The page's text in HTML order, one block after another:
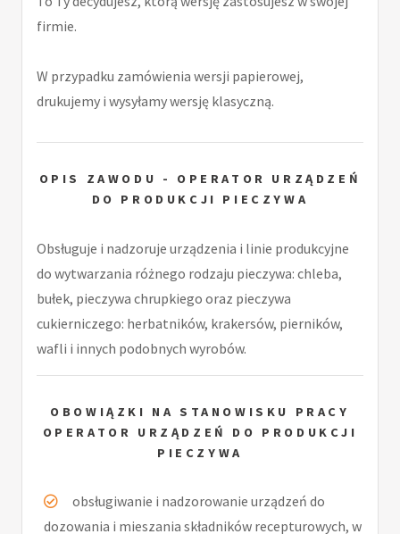
firmie.
W przypadku zamówienia wersji papierowej,
drukujemy i wysyłamy wersję klasyczną.
OPIS ZAWODU - OPERATOR URZĄDZEŃ
DO PRODUKCJI PIECZYWA
Obsługuje i nadzoruje urządzenia i linie produkcyjne
do wytwarzania różnego rodzaju pieczywa: chleba,
bułek, pieczywa chrupkiego oraz pieczywa
cukierniczego: herbatników, krakersów, pierników,
wafli i innych podobnych wyrobów.
OBOWIĄZKI NA STANOWISKU PRACY
OPERATOR URZĄDZEŃ DO PRODUKCJI
PIECZYWA
obsługiwanie i nadzorowanie urządzeń do
dozowania i mieszania składników recepturowych, w